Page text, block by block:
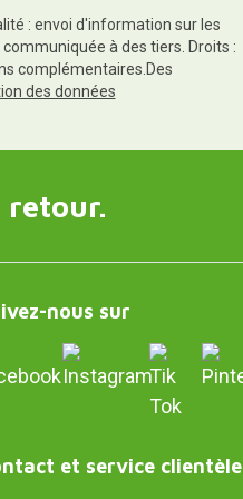
: envoi d'information sur les
à des tiers. Droits :
complémentaires.Des
des données
retour.
nous sur
et service clientèle